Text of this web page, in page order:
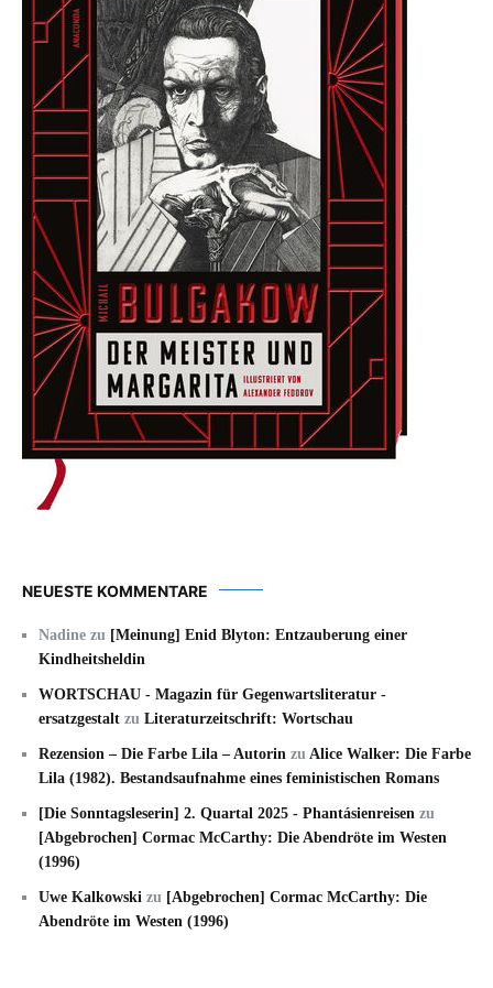
NEUESTE KOMMENTARE
Nadine zu [Meinung] Enid Blyton: Entzauberung einer
Kindheitsheldin
WORTSCHAU - Magazin für Gegenwartsliteratur -
ersatzgestalt zu Literaturzeitschrift: Wortschau
Rezension – Die Farbe Lila – Autorin zu Alice Walker: Die Farbe
Lila (1982). Bestandsaufnahme eines feministischen Romans
[Die Sonntagsleserin] 2. Quartal 2025 - Phantásienreisen zu
[Abgebrochen] Cormac McCarthy: Die Abendröte im Westen
(1996)
Uwe Kalkowski zu [Abgebrochen] Cormac McCarthy: Die
Abendröte im Westen (1996)